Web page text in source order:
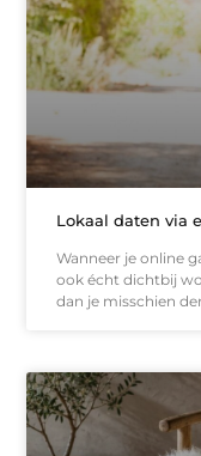
Lokaal daten via
Wanneer je online
ook écht dichtbij
dan je misschien